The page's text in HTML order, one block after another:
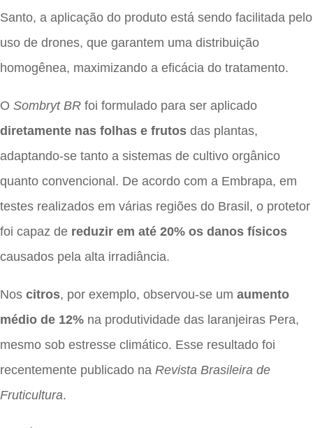
Santo, a aplicação do produto está sendo facilitada pelo
uso de drones, que garantem uma distribuição
homogênea, maximizando a eficácia do tratamento.
O Sombryt BR foi formulado para ser aplicado
diretamente nas folhas e frutos das plantas,
adaptando-se tanto a sistemas de cultivo orgânico
quanto convencional. De acordo com a Embrapa, em
testes realizados em várias regiões do Brasil, o protetor
foi capaz de reduzir em até 20% os danos físicos
causados pela alta irradiância.
Nos citros, por exemplo, observou-se um aumento
médio de 12% na produtividade das laranjeiras Pera,
mesmo sob estresse climático. Esse resultado foi
recentemente publicado na Revista Brasileira de
Fruticultura.